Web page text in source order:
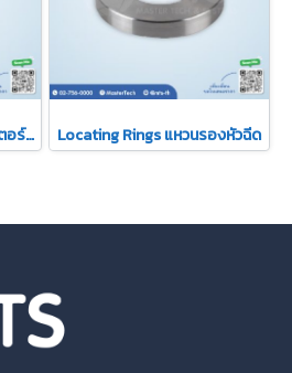
Ejector Guide Pins อีเจ็คเตอร์ไกด์พิน Locating Rings แหวนรองหัวฉีด